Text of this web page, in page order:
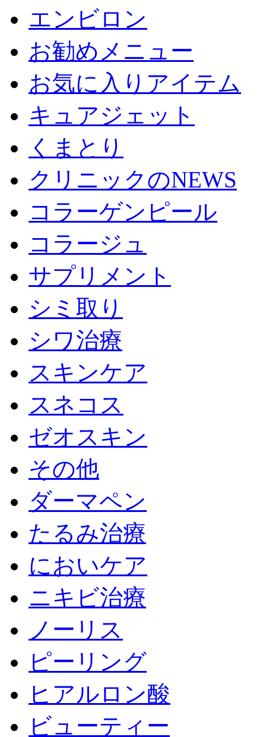
エンビロン
お勧めメニュー
お気に入りアイテム
キュアジェット
くまとり
クリニックのNEWS
コラーゲンピール
コラージュ
サプリメント
シミ取り
シワ治療
スキンケア
スネコス
ゼオスキン
その他
ダーマペン
たるみ治療
においケア
ニキビ治療
ノーリス
ピーリング
ヒアルロン酸
ビューティー